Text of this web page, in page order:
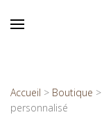
Accueil > Boutique >
personnalisé